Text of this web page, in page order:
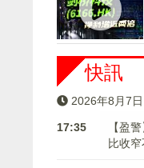
快訊
2026年8月7
17:35
【盈
比收